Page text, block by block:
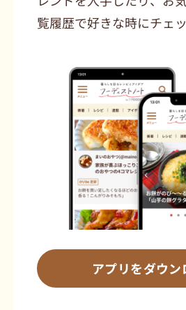
覧履歴で好きな時にチェ
アプリをダウン